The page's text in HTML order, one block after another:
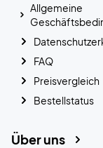
Allgemeine
FAQ
Preisvergleich
Bestellstatus
Über uns